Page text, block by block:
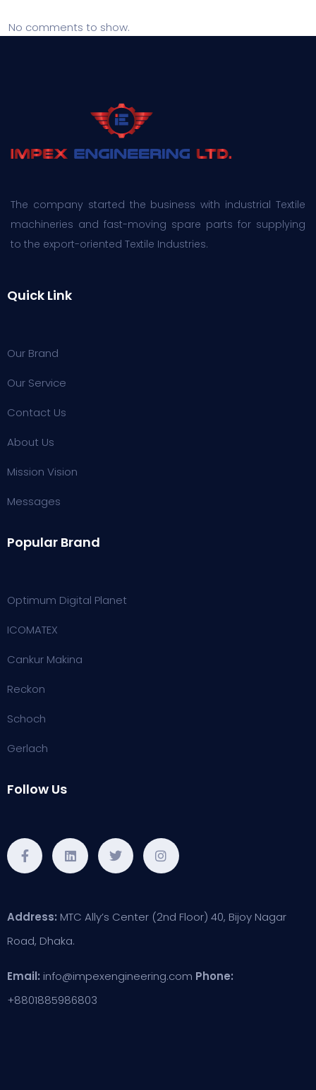
No comments to show.
The company started the business with industrial Textile
machineries and fast-moving spare parts for supplying
to the export-oriented Textile Industries.
Quick Link
Our Brand
Our Service
Contact Us
About Us
Mission Vision
Messages
Popular Brand
Optimum Digital Planet
ICOMATEX
Cankur Makina
Reckon
Schoch
Gerlach
Follow Us
Address: MTC Ally’s Center (2nd Floor) 40, Bijoy Nagar
Road, Dhaka.
Email: info@impexengineering.com Phone:
+8801885986803